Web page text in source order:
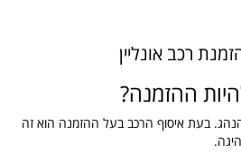
רכב אונליין
ההזמנה?
בעת איסוף הרכב בעל ההזמנה הוא זה